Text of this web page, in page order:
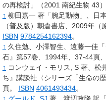
の再検討」（2001 南紀生物 43）
↑ 柳田嘉一 著「腕足動物」、日
（普及版）朝倉書店、2009年（
ISBN 9784254162394。
↑ 久住勉、小澤智生、遠藤一佳
石』第57巻、1994年、37-44頁、
↑ コンウェイ・モリス, S 著、松
ち』講談社〈シリーズ「生命の歴
頁。 ISBN 4061493434。
↑ グールド, SJ 著、渡辺政隆 訳